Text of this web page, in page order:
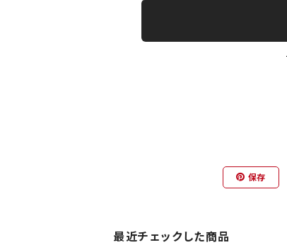
保存
最近チェックした商品